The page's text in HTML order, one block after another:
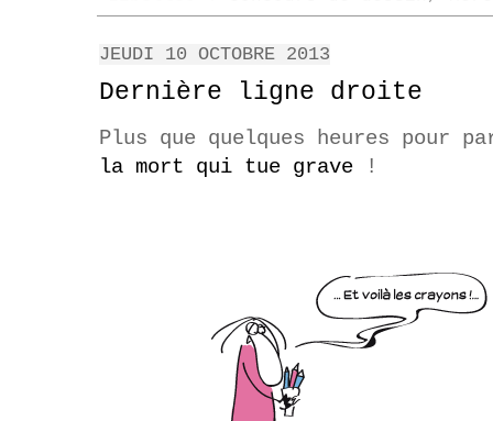
JEUDI 10 OCTOBRE 2013
Dernière ligne droite
Plus que quelques heures pour
la mort qui tue grave !